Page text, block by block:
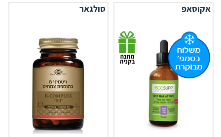
אקוסאפ סולגאר